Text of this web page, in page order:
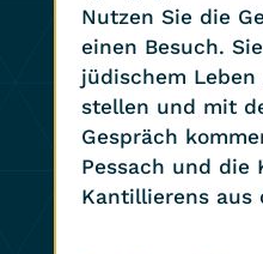
Nutzen Sie die
einen Besuch.
jüdischem
stellen und mit
Gespräch
Pessach und die
Kantillierens aus